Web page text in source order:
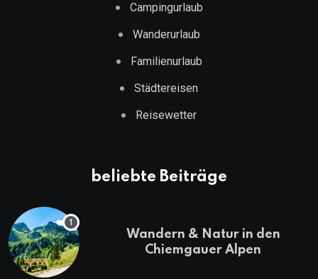
Campingurlaub
Wanderurlaub
Familienurlaub
Städtereisen
Reisewetter
beliebte Beiträge
Wandern & Natur in den
Chiemgauer Alpen